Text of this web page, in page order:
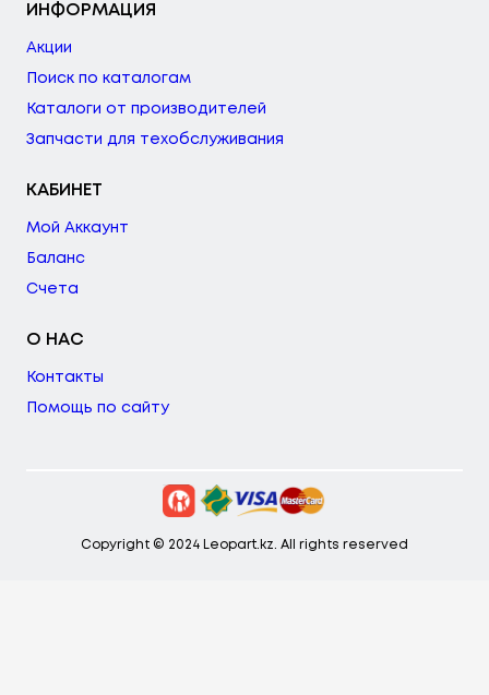
ИНФОРМАЦИЯ
Акции
Поиск по каталогам
Каталоги от производителей
Запчасти для техобслуживания
КАБИНЕТ
Мой Аккаунт
Баланс
Счета
О НАС
Контакты
Помощь по сайту
Copyright © 2024 Leopart.kz. All rights reserved